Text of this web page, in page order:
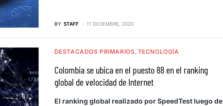
BY STAFF 11 DICIEMBRE, 2020
DESTACADOS PRIMARIOS TECNOLOGÍA
Colombia se ubica en el puesto 88 en el ranking
global de velocidad de Internet
El ranking global realizado por SpeedTest luego de